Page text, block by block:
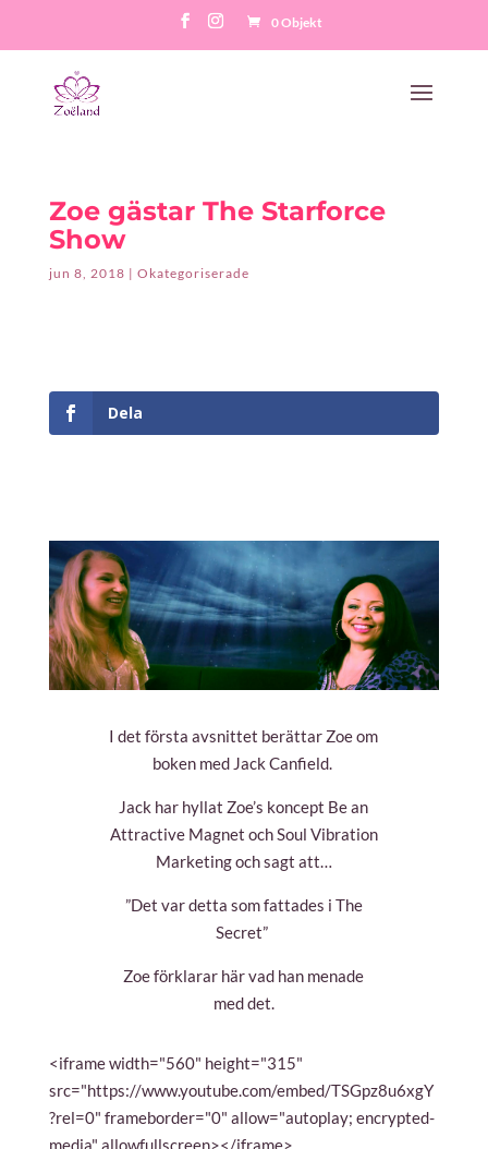
0 Objekt
Zoe gästar The Starforce
Show
jun 8, 2018 | Okategoriserade
Dela
I det första avsnittet berättar Zoe om
boken med Jack Canfield.
Jack har hyllat Zoe’s koncept Be an
Attractive Magnet och Soul Vibration
Marketing och sagt att…
”Det var detta som fattades i The
Secret”
Zoe förklarar här vad han menade
med det.
<iframe width="560" height="315"
src="https://www.youtube.com/embed/TSGpz8u6xgY
?rel=0" frameborder="0" allow="autoplay; encrypted-
media" allowfullscreen></iframe>